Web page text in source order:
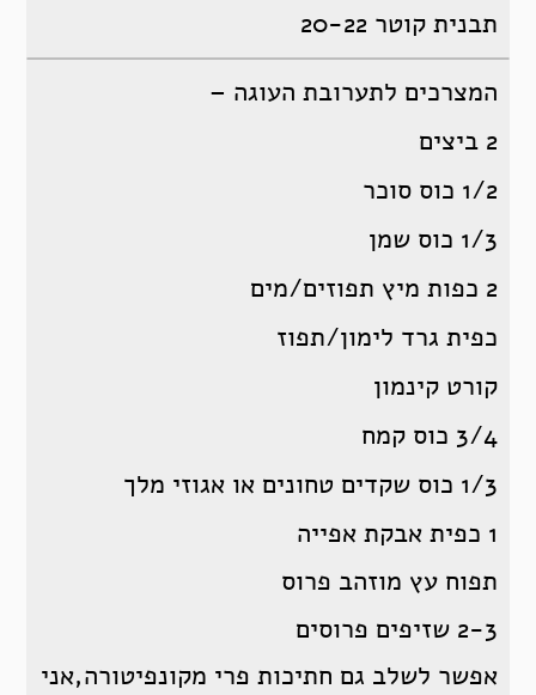
תבנית קוטר 20-22
המצרכים לתערובת העוגה –
2 ביצים
1/2 כוס סוכר
1/3 כוס שמן
2 כפות מיץ תפוזים/מים
כפית גרד לימון/תפוז
קורט קינמון
3/4 כוס קמח
1/3 כוס שקדים טחונים או אגוזי מלך
1 כפית אבקת אפייה
תפוח עץ מוזהב פרוס
2-3 שזיפים פרוסים
אפשר לשלב גם חתיכות פרי מקונפיטורה,אני